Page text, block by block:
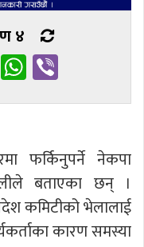
४
TwitterWhatsApp
फर्किनुपर्ने नेकपा
बताएका छन् ।
कमिटीको भेलालाई
कारण समस्या